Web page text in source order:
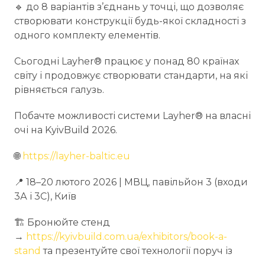
🔹 до 8 варіантів з’єднань у точці, що дозволяє
створювати конструкції будь-якої складності з
одного комплекту елементів.
Сьогодні Layher® працює у понад 80 країнах
світу і продовжує створювати стандарти, на які
рівняється галузь.
Побачте можливості системи Layher® на власні
очі на KyivBuild 2026.
🌐 https://layher-baltic.eu
📍 18–20 лютого 2026 | МВЦ, павільйон 3 (входи
3А і 3С), Київ
🏗️ Бронюйте стенд
→ https://kyivbuild.com.ua/exhibitors/book-a-
stand та презентуйте свої технології поруч із